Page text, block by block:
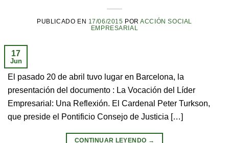
PUBLICADO EN 17/06/2015 PORACCIÓN SOCIAL
EMPRESARIAL
17
Jun
El pasado 20 de abril tuvo lugar en Barcelona, la
presentación del documento : La Vocación del Líder
Empresarial: Una Reflexión. El Cardenal Peter Turkson,
que preside el Pontificio Consejo de Justicia […]
CONTINUAR LEYENDO →